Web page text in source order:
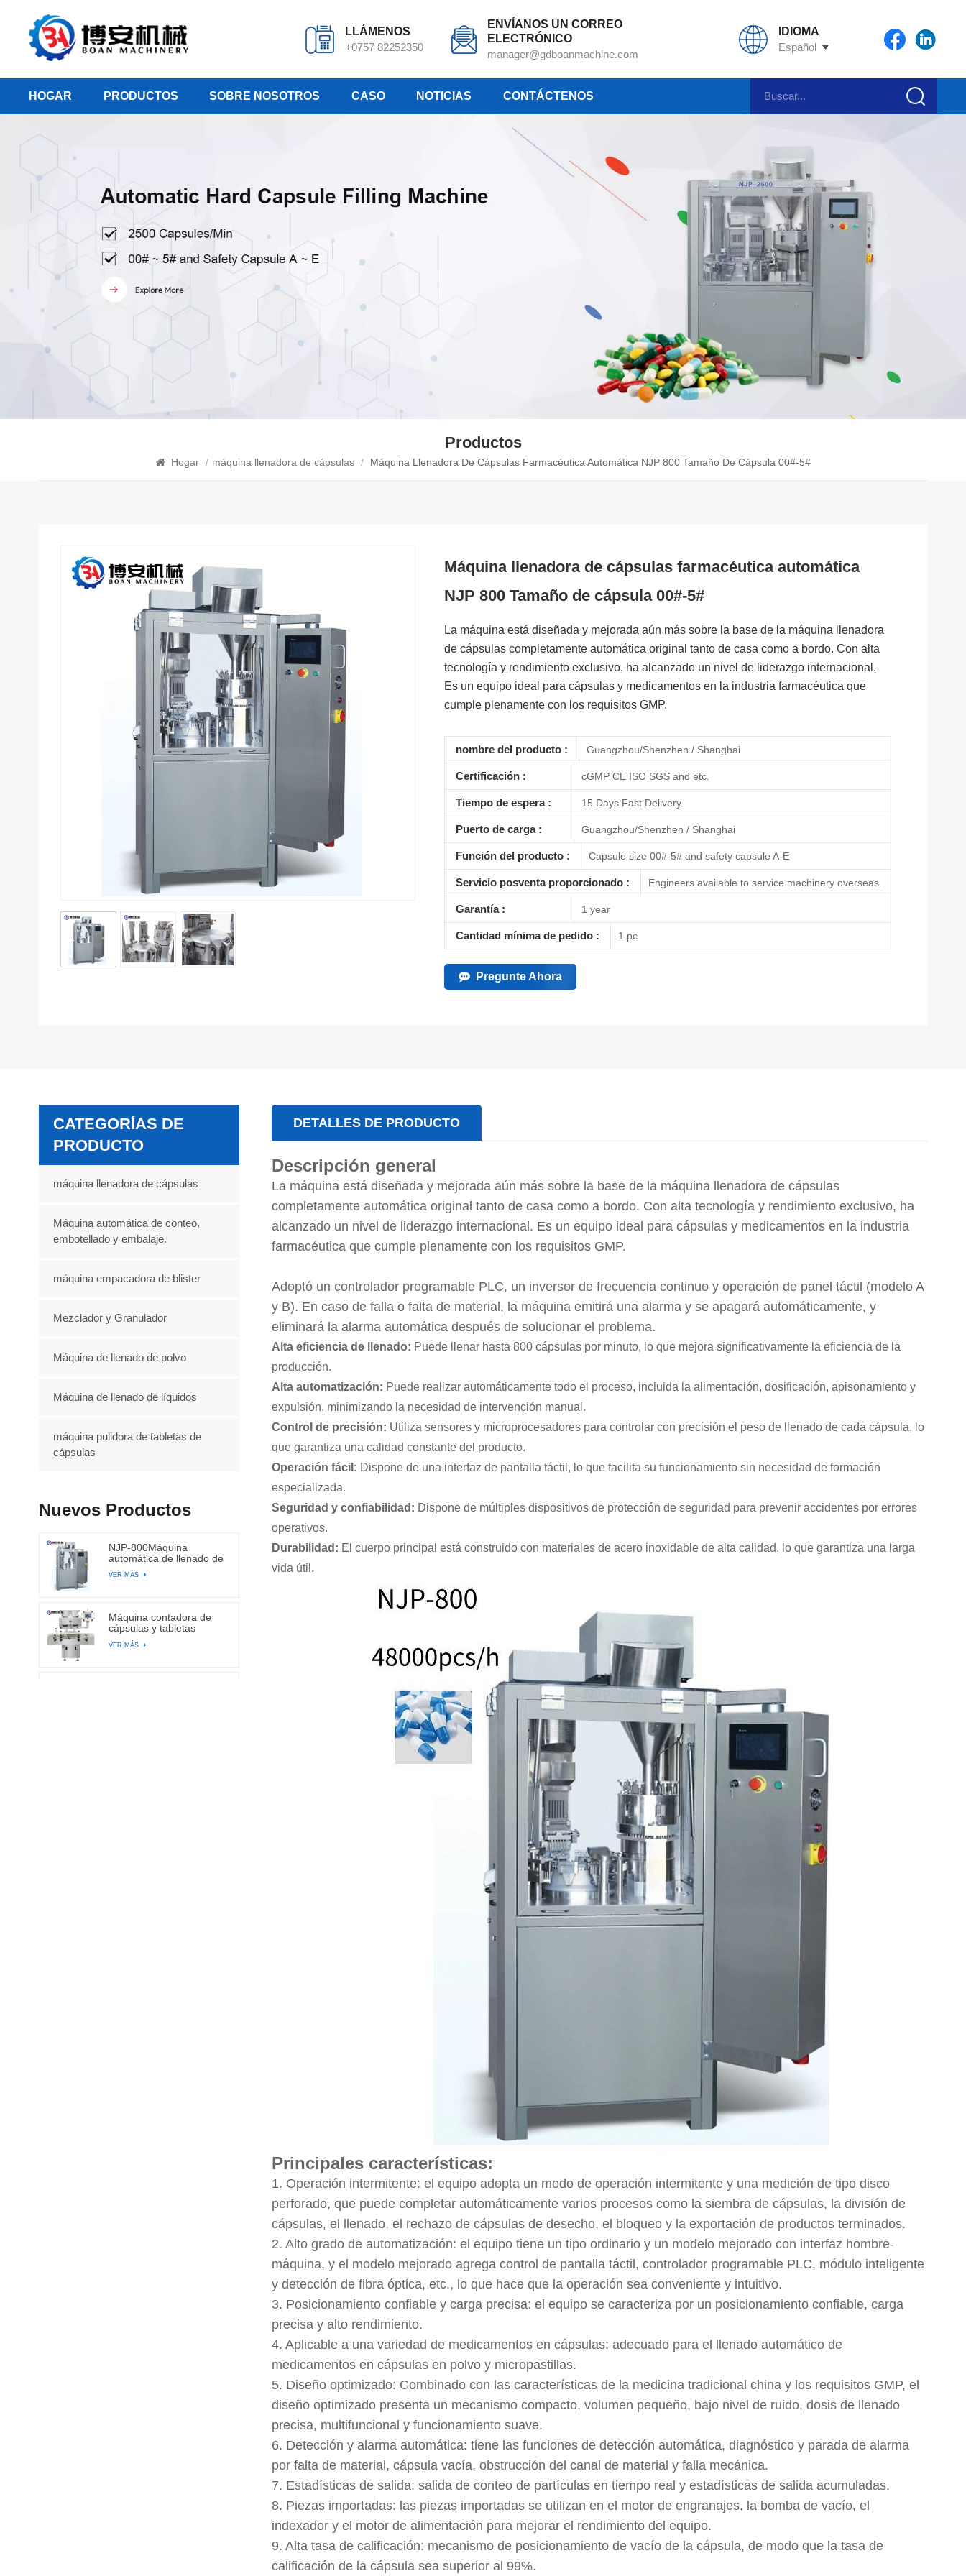
LLÁMENOS
+0757 82252350
ENVÍANOS UN CORREO
ELECTRÓNICO
manager@gdboanmachine.com
IDIOMA
Español
HOGAR PRODUCTOS SOBRE NOSOTROS CASO NOTICIAS CONTÁCTENOS
Productos
Hogar / máquina llenadora de cápsulas / Máquina Llenadora De Cápsulas Farmacéutica Automática NJP 800 Tamaño De Cápsula 00#-5#
Máquina llenadora de cápsulas farmacéutica automática
NJP 800 Tamaño de cápsula 00#-5#
La máquina está diseñada y mejorada aún más sobre la base de la máquina llenadora
de cápsulas completamente automática original tanto de casa como a bordo. Con alta
tecnología y rendimiento exclusivo, ha alcanzado un nivel de liderazgo internacional.
Es un equipo ideal para cápsulas y medicamentos en la industria farmacéutica que
cumple plenamente con los requisitos GMP.
nombre del producto : Guangzhou/Shenzhen / Shanghai
Certificación : cGMP CE ISO SGS and etc.
Tiempo de espera : 15 Days Fast Delivery.
Puerto de carga : Guangzhou/Shenzhen / Shanghai
Función del producto : Capsule size 00#-5# and safety capsule A-E
Servicio posventa proporcionado : Engineers available to service machinery overseas.
Garantía : 1 year
Cantidad mínima de pedido : 1 pc
Pregunte Ahora
DETALLES DE PRODUCTO
Descripción general
La máquina está diseñada y mejorada aún más sobre la base de la máquina llenadora de cápsulas
completamente automática original tanto de casa como a bordo. Con alta tecnología y rendimiento exclusivo, ha
alcanzado un nivel de liderazgo internacional. Es un equipo ideal para cápsulas y medicamentos en la industria
farmacéutica que cumple plenamente con los requisitos GMP.
Adoptó un controlador programable PLC, un inversor de frecuencia continuo y operación de panel táctil (modelo A
y B). En caso de falla o falta de material, la máquina emitirá una alarma y se apagará automáticamente, y
eliminará la alarma automática después de solucionar el problema.
Alta eficiencia de llenado: Puede llenar hasta 800 cápsulas por minuto, lo que mejora significativamente la eficiencia de la
producción.
Alta automatización: Puede realizar automáticamente todo el proceso, incluida la alimentación, dosificación, apisonamiento y
expulsión, minimizando la necesidad de intervención manual.
Control de precisión: Utiliza sensores y microprocesadores para controlar con precisión el peso de llenado de cada cápsula, lo
que garantiza una calidad constante del producto.
Operación fácil: Dispone de una interfaz de pantalla táctil, lo que facilita su funcionamiento sin necesidad de formación
especializada.
Seguridad y confiabilidad: Dispone de múltiples dispositivos de protección de seguridad para prevenir accidentes por errores
operativos.
Durabilidad: El cuerpo principal está construido con materiales de acero inoxidable de alta calidad, lo que garantiza una larga
vida útil.
Principales características:
1. Operación intermitente: el equipo adopta un modo de operación intermitente y una medición de tipo disco
perforado, que puede completar automáticamente varios procesos como la siembra de cápsulas, la división de
cápsulas, el llenado, el rechazo de cápsulas de desecho, el bloqueo y la exportación de productos terminados.
2. Alto grado de automatización: el equipo tiene un tipo ordinario y un modelo mejorado con interfaz hombre-
máquina, y el modelo mejorado agrega control de pantalla táctil, controlador programable PLC, módulo inteligente
y detección de fibra óptica, etc., lo que hace que la operación sea conveniente y intuitivo.
3. Posicionamiento confiable y carga precisa: el equipo se caracteriza por un posicionamiento confiable, carga
precisa y alto rendimiento.
4. Aplicable a una variedad de medicamentos en cápsulas: adecuado para el llenado automático de
medicamentos en cápsulas en polvo y micropastillas.
5. Diseño optimizado: Combinado con las características de la medicina tradicional china y los requisitos GMP, el
diseño optimizado presenta un mecanismo compacto, volumen pequeño, bajo nivel de ruido, dosis de llenado
precisa, multifuncional y funcionamiento suave.
6. Detección y alarma automática: tiene las funciones de detección automática, diagnóstico y parada de alarma
por falta de material, cápsula vacía, obstrucción del canal de material y falla mecánica.
7. Estadísticas de salida: salida de conteo de partículas en tiempo real y estadísticas de salida acumuladas.
8. Piezas importadas: las piezas importadas se utilizan en el motor de engranajes, la bomba de vacío, el
indexador y el motor de alimentación para mejorar el rendimiento del equipo.
9. Alta tasa de calificación: mecanismo de posicionamiento de vacío de la cápsula, de modo que la tasa de
calificación de la cápsula sea superior al 99%.
CATEGORÍAS DE
PRODUCTO
máquina llenadora de cápsulas
Máquina automática de conteo,
embotellado y embalaje.
máquina empacadora de blister
Mezclador y Granulador
Máquina de llenado de polvo
Máquina de llenado de líquidos
máquina pulidora de tabletas de
cápsulas
Nuevos Productos
NJP-800Máquina
automática de llenado de
cápsulas
VER MÁS
Máquina contadora de
cápsulas y tabletas
electrónicas automáticas
de canal BA-DSL-24C
VER MÁS